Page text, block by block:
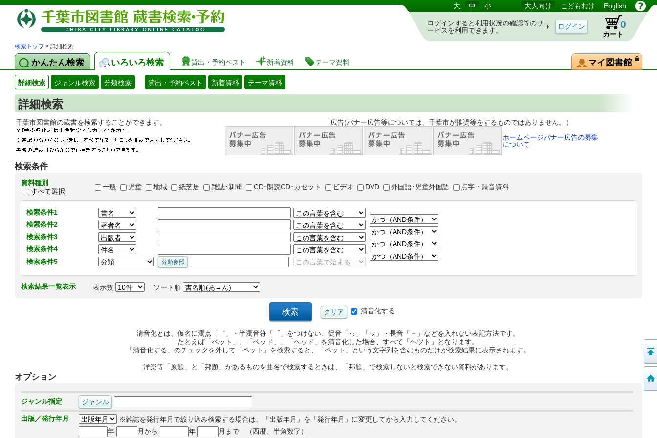
図書館 蔵書検索・予約システム 大 中 小 大人向け こどもむけ English
ログインすると利用状況の確認等のサ
ービスを利用できます。
カート
0
検索トップ> 詳細検索
かんたん検索 いろいろ検索 貸出・予約ベスト 新着資料 テーマ資料 マイ図書館
詳細検索 ジャンル検索 分類検索 貸出・予約ベスト 新着資料 テーマ資料
詳細検索
千葉市図書館の蔵書を検索することができます。 広告(バナー広告等については、千葉市が推奨等をするものではありません。）
ホームページバナー広告の募集
について
検索条件
資料種別
すべて選択
一般 児童 地域 紙芝居 雑誌･新聞 CD･朗読CD･カセット ビデオ DVD 外国語･児童外国語 点字・録音資料
検索条件1
検索条件2
検索条件3
検索条件4
検索条件5
検索結果一覧表示 表示数 ソート順
清音化する
清音化とは、仮名に濁点「゛」・半濁音符「゜」をつけない、促音「っ」「ッ」・長音「－」などを入れない表記方法です。
たとえば「ペット」、「ベッド」、「ヘッド」を清音化した場合、すべて「ヘツト」となります。
「清音化する」のチェックを外して「ペット」を検索すると、「ペット」という文字列を含むものだけが検索結果に表示されます。
洋楽等「原題」と「邦題」があるものを曲名で検索するときは、「邦題」で検索しないと検索できない資料があります。
オプション
ジャンル指定
出版／発行年月
※雑誌を発行年月で絞り込み検索する場合は、「出版年月」を「発行年月」に変更してから入力してください。
年
月から 年 月まで （西暦、半角数字）